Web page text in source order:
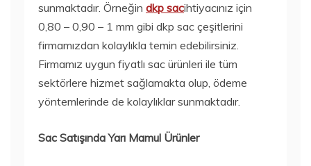
sunmaktadır. Örneğin dkp sacihtiyacınız için
0,80 – 0,90 – 1 mm gibi dkp sac çeşitlerini
firmamızdan kolaylıkla temin edebilirsiniz.
Firmamız uygun fiyatlı sac ürünleri ile tüm
sektörlere hizmet sağlamakta olup, ödeme
yöntemlerinde de kolaylıklar sunmaktadır.
Sac Satışında Yarı Mamul Ürünler